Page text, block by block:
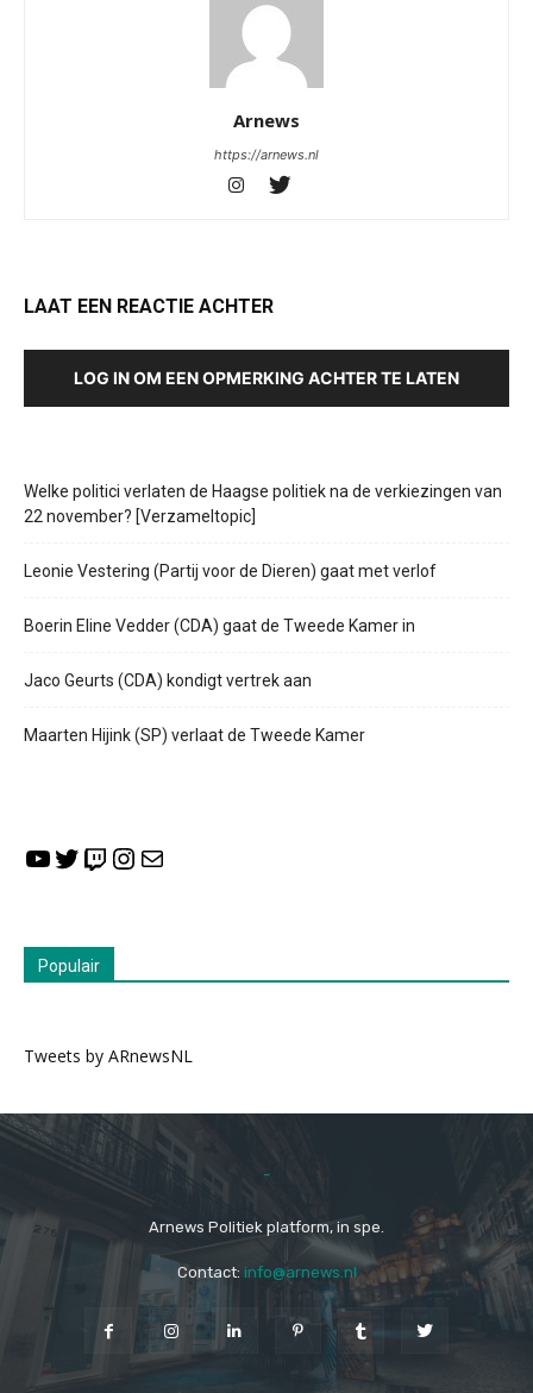
Arnews
https://arnews.nl
LAAT EEN REACTIE ACHTER
LOG IN OM EEN OPMERKING ACHTER TE LATEN
Welke politici verlaten de Haagse politiek na de verkiezingen van
22 november? [Verzameltopic]
Leonie Vestering (Partij voor de Dieren) gaat met verlof
Boerin Eline Vedder (CDA) gaat de Tweede Kamer in
Jaco Geurts (CDA) kondigt vertrek aan
Maarten Hijink (SP) verlaat de Tweede Kamer
YouTube
Twitter
Twitch
Instagram
E-mail
Populair
Tweets by ARnewsNL
-
Arnews Politiek platform, in spe.
Contact: info@arnews.nl